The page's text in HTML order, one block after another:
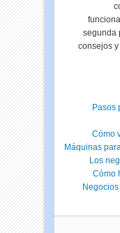
segunda
consejos
8
Cómo
Los
Cómo